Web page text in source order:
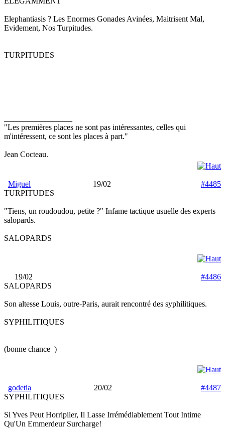
Elephantiasis ? Les Enormes Gonades Avinées, Maitrisent Mal,
Evidement, Nos Turpitudes.
TURPITUDES
"Les premières places ne sont pas intéressantes, celles qui
m'intéressent, ce sont les places à part."
Jean Cocteau.
Miguel 19/02
#4485
TURPITUDES
"Tiens, un roudoudou, petite ?" Infame tactique usuelle des experts
salopards.
SALOPARDS
19/02
#4486
SALOPARDS
Son altesse Louis, outre-Paris, aurait rencontré des syphilitiques.
SYPHILITIQUES
(bonne chance )
godetia 20/02
#4487
SYPHILITIQUES
Si Yves Peut Horripiler, Il Lasse Irrémédiablement Tout Intime
Qu'Un Emmerdeur Surcharge!